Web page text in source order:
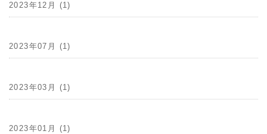
2023年12月 (1)
2023年07月 (1)
2023年03月 (1)
2023年01月 (1)